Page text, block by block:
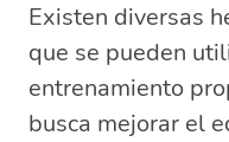
Existen diversas
que se pueden
entrenamiento
busca mejorar el